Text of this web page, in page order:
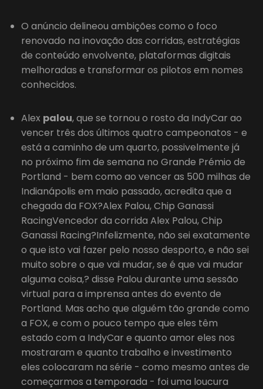
O anúncio delineou ambições como o foco
renovado na inovação das corridas, estratégias
de conteúdo envolvente, plataformas digitais
melhoradas e transformar os pilotos em nomes
conhecidos.
Alex palou, que se tornou o rosto da IndyCar ao
vencer três dos últimos quatro campeonatos - e
está a caminho de um quarto, possivelmente já
no próximo fim de semana no Grande Prémio de
Portland - bem como ao vencer as 500 milhas de
Indianápolis em maio passado, acredita que a
chegada da FOX?Alex Palou, Chip Ganassi
RacingVencedor da corrida Alex Palou, Chip
Ganassi Racing?Infelizmente, não sei exatamente
o que isto vai fazer pelo nosso desporto, e não sei
muito sobre o que vai mudar, se é que vai mudar
alguma coisa,? disse Palou durante uma sessão
virtual para a imprensa antes do evento de
Portland. Mas acho que alguém tão grande como
a FOX, e com o pouco tempo que eles têm
estado com a IndyCar e quanto amor eles nos
mostraram e quanto trabalho e investimento
eles colocaram na série - como mesmo antes de
começarmos a temporada - foi uma loucura